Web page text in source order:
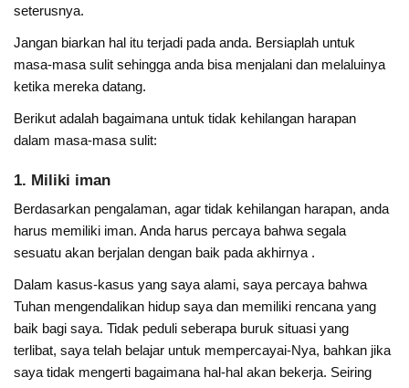
seterusnya.
Jangan biarkan hal itu terjadi pada anda. Bersiaplah untuk
masa-masa sulit sehingga anda bisa menjalani dan melaluinya
ketika mereka datang.
Berikut adalah bagaimana untuk tidak kehilangan harapan
dalam masa-masa sulit:
1. Miliki iman
Berdasarkan pengalaman, agar tidak kehilangan harapan, anda
harus memiliki iman. Anda harus percaya bahwa segala
sesuatu akan berjalan dengan baik pada akhirnya .
Dalam kasus-kasus yang saya alami, saya percaya bahwa
Tuhan mengendalikan hidup saya dan memiliki rencana yang
baik bagi saya. Tidak peduli seberapa buruk situasi yang
terlibat, saya telah belajar untuk mempercayai-Nya, bahkan jika
saya tidak mengerti bagaimana hal-hal akan bekerja. Seiring